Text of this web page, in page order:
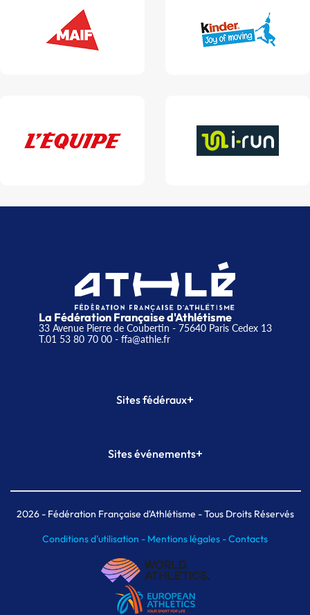
La Fédération Française d'Athlétisme
33 Avenue Pierre de Coubertin - 75640 Paris Cedex 13
T.01 53 80 70 00- ffa@athle.fr
Sites fédéraux+
Plateforme Formation
Sites événements+
Meeting de Paris indoor
MAIF Ekiden de Paris
2026- Fédération Française d'Athlétisme - Tous Droits Réservés
Conditions d'utilisation - Mentions légales -Contacts